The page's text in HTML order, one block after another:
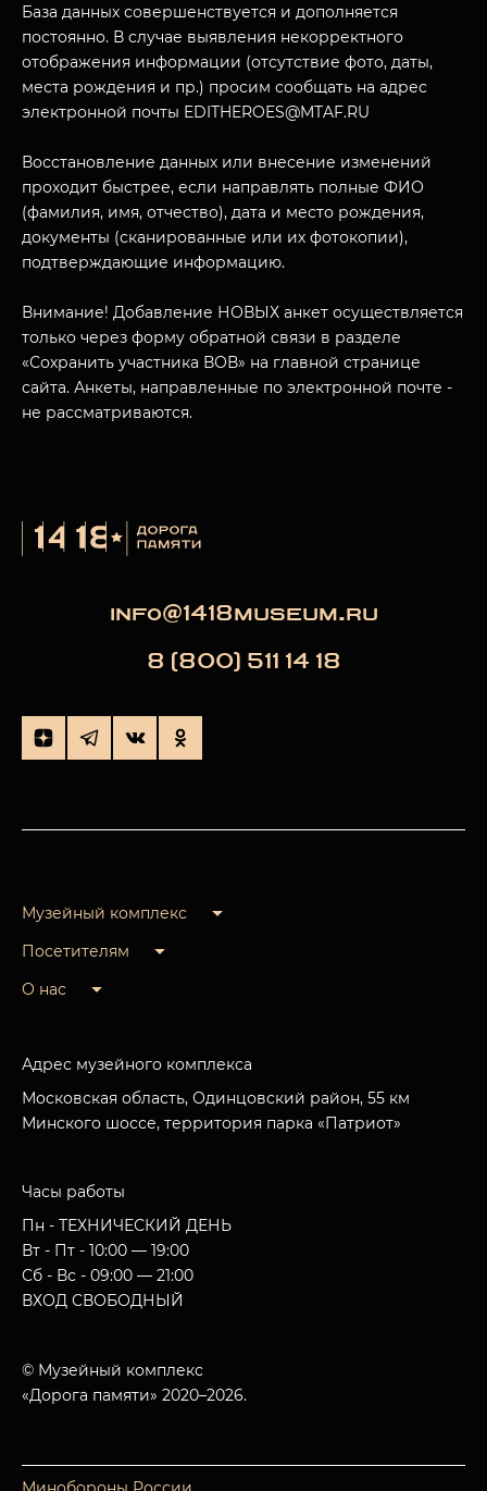
О НАС
База данных совершенствуется и дополняется
постоянно. В случае выявления некорректного
отображения информации (отсутствие фото, даты,
места рождения и пр.) просим сообщать на адрес
электронной почты EDITHEROES@MTAF.RU
Восстановление данных или внесение изменений
проходит быстрее, если направлять полные ФИО
(фамилия, имя, отчество), дата и место рождения,
документы (сканированные или их фотокопии),
подтверждающие информацию.
Внимание! Добавление НОВЫХ анкет осуществляется
только через форму обратной связи в разделе
«Сохранить участника ВОВ» на главной странице
сайта. Анкеты, направленные по электронной почте -
не рассматриваются.
info@1418museum.ru
8 (800) 511 14 18
Музейный комплекс
Посетителям
О нас
Адрес музейного комплекса
Московская область, Одинцовский район, 55 км
Минского шоссе, территория парка «Патриот»
Часы работы
Пн - ТЕХНИЧЕСКИЙ ДЕНЬ
Вт - Пт - 10:00 — 19:00
Сб - Вс - 09:00 — 21:00
ВХОД СВОБОДНЫЙ
© Музейный комплекс
«Дорога памяти» 2020–2026.